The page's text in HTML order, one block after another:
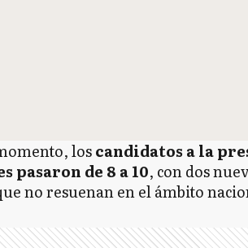
loscandidatos a la
pasaron de 8 a 10, con dos
no resuenan en el ámbito